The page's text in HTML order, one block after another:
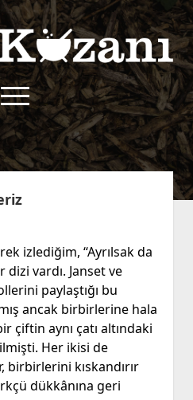
menüyü
aç
facebook
rss
Koşulları
Politikası
izlediğim, ‘‘Ayrılsak da
dizi vardı. Janset ve
paylaştığı bu
ancak birbirlerine hala
çiftin aynı çatı altındaki
Her ikisi de
birbirlerini kıskandırır
dükkânına geri